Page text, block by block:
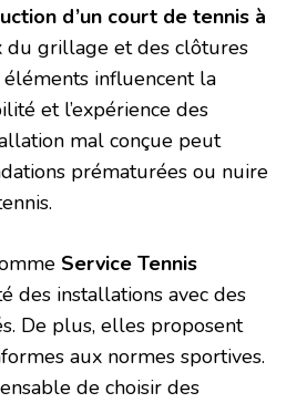
d’un court de tennis à
du grillage et des clôtures
éléments influencent la
et l’expérience des
mal conçue peut
prématurées ou nuire
Service Tennis
des installations avec des
De plus, elles proposent
aux normes sportives.
de choisir des